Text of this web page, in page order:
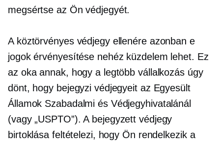
megsértse az Ön védjegyét.
A köztörvényes védjegy ellenére azonban e
jogok érvényesítése nehéz küzdelem lehet. Ez
az oka annak, hogy a legtöbb vállalkozás úgy
dönt, hogy bejegyzi védjegyeit az Egyesült
Államok Szabadalmi és Védjegyhivatalánál
(vagy „USPTO”). A bejegyzett védjegy
birtoklása feltételezi, hogy Ön rendelkezik a